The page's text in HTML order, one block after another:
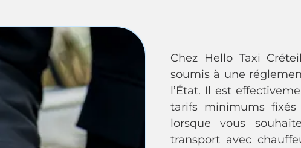
Chez Hello Taxi
soumis à une
l’État. Il est
tarifs minimums
lorsque vous
transport avec